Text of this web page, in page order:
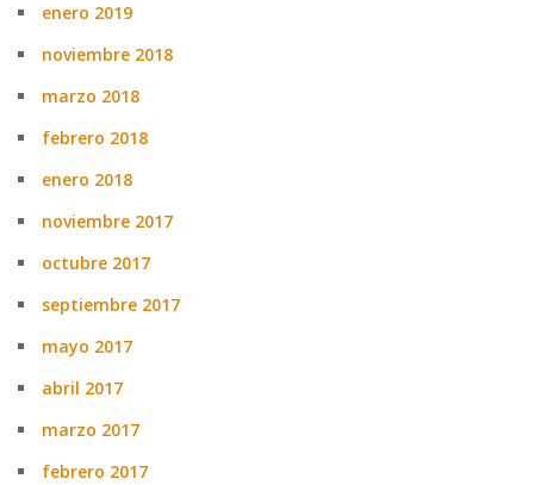
enero 2019
noviembre 2018
marzo 2018
febrero 2018
enero 2018
noviembre 2017
octubre 2017
septiembre 2017
mayo 2017
abril 2017
marzo 2017
febrero 2017